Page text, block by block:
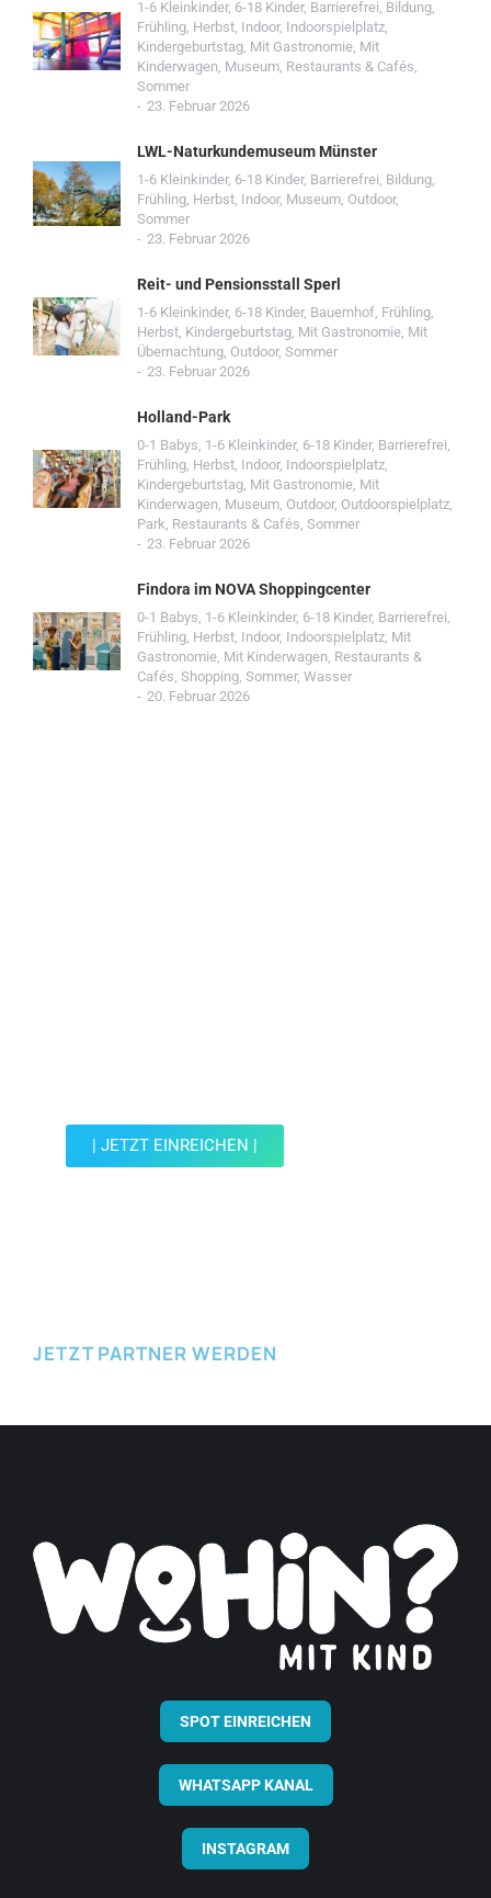
1-6 Kleinkinder, 6-18 Kinder, Barrierefrei, Bildung,
Frühling, Herbst, Indoor, Indoorspielplatz,
Kindergeburtstag, Mit Gastronomie, Mit
Kinderwagen, Museum, Restaurants & Cafés,
Sommer
23. Februar 2026
LWL-Naturkundemuseum Münster
1-6 Kleinkinder, 6-18 Kinder, Barrierefrei, Bildung,
Frühling, Herbst, Indoor, Museum, Outdoor,
Sommer
23. Februar 2026
Reit- und Pensionsstall Sperl
1-6 Kleinkinder, 6-18 Kinder, Bauernhof, Frühling,
Herbst, Kindergeburtstag, Mit Gastronomie, Mit
Übernachtung, Outdoor, Sommer
23. Februar 2026
Holland-Park
0-1 Babys, 1-6 Kleinkinder, 6-18 Kinder, Barrierefrei,
Frühling, Herbst, Indoor, Indoorspielplatz,
Kindergeburtstag, Mit Gastronomie, Mit
Kinderwagen, Museum, Outdoor, Outdoorspielplatz,
Park, Restaurants & Cafés, Sommer
23. Februar 2026
Findora im NOVA Shoppingcenter
0-1 Babys, 1-6 Kleinkinder, 6-18 Kinder, Barrierefrei,
Frühling, Herbst, Indoor, Indoorspielplatz, Mit
Gastronomie, Mit Kinderwagen, Restaurants &
Cafés, Shopping, Sommer, Wasser
20. Februar 2026
| JETZT EINREICHEN |
JETZT PARTNER WERDEN
SPOT EINREICHEN
WHATSAPP KANAL
INSTAGRAM